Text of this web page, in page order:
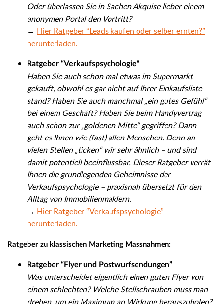
Oder überlassen Sie in Sachen Akquise lieber einem
anonymen Portal den Vortritt?
→ Hier Ratgeber “Leads kaufen oder selber ernten?”
herunterladen.
Ratgeber “Verkaufspsychologie"
Haben Sie auch schon mal etwas im Supermarkt
gekauft, obwohl es gar nicht auf Ihrer Einkaufsliste
stand? Haben Sie auch manchmal „ein gutes Gefühl“
bei einem Geschäft? Haben Sie beim Handyvertrag
auch schon zur „goldenen Mitte“ gegriffen? Dann
geht es Ihnen wie (fast) allen Menschen. Denn an
vielen Stellen „ticken“ wir sehr ähnlich – und sind
damit potentiell beeinflussbar. Dieser Ratgeber verrät
Ihnen die grundlegenden Geheimnisse der
Verkaufspsychologie – praxisnah übersetzt für den
Alltag von Immobilienmaklern.
→ Hier Ratgeber “Verkaufspsychologie”
herunterladen.
Ratgeber zu klassischen Marketing Massnahmen:
Ratgeber “Flyer und Postwurfsendungen”
Was unterscheidet eigentlich einen guten Flyer von
einem schlechten? Welche Stellschrauben muss man
drehen, um ein Maximum an Wirkung herauszuholen?